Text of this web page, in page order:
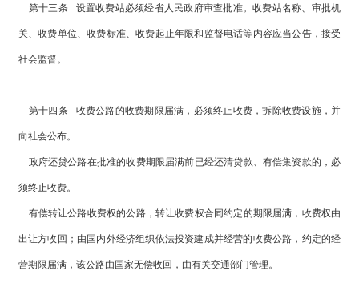
第十三条 设置收费站必须经省人民政府审查批准。收费站名称、审批机
关、收费单位、收费标准、收费起止年限和监督电话等内容应当公告，接受
社会监督。
第十四条 收费公路的收费期限届满，必须终止收费，拆除收费设施，并
向社会公布。
政府还贷公路在批准的收费期限届满前已经还清贷款、有偿集资款的，必
须终止收费。
有偿转让公路收费权的公路，转让收费权合同约定的期限届满，收费权由
出让方收回；由国内外经济组织依法投资建成并经营的收费公路，约定的经
营期限届满，该公路由国家无偿收回，由有关交通部门管理。